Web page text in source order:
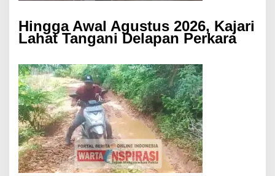
Hingga Awal Agustus 2026, Kajari
Lahat Tangani Delapan Perkara